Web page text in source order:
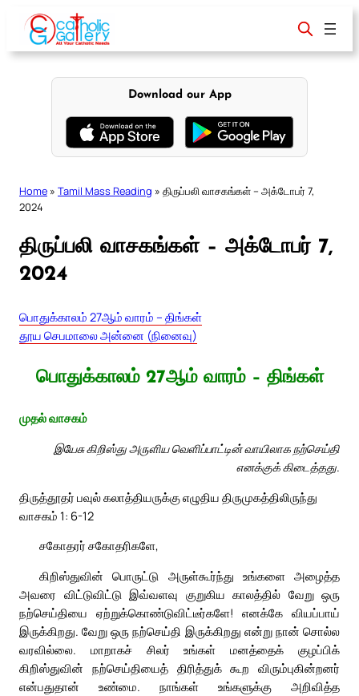
content
Download our App
Home » Tamil Mass Reading » திருப்பலி வாசகங்கள் – அக்டோபர் 7,
2024
திருப்பலி வாசகங்கள் – அக்டோபர் 7,
2024
பொதுக்காலம் 27ஆம் வாரம் – திங்கள்
தூய செபமாலை அன்னை (நினைவு)
பொதுக்காலம் 27ஆம் வாரம் – திங்கள்
முதல் வாசகம்
இயேசு கிறிஸ்து அருளிய வெளிப்பாட்டின் வாயிலாக நற்செய்தி
எனக்குக் கிடைத்தது.
திருத்தூதர் பவுல் கலாத்தியருக்கு எழுதிய திருமுகத்திலிருந்து
வாசகம் 1: 6-12
சகோதரர் சகோதரிகளே,
கிறிஸ்துவின் பொருட்டு அருள்கூர்ந்து உங்களை அழைத்த
அவரை விட்டுவிட்டு இவ்வளவு குறுகிய காலத்தில் வேறு ஒரு
நற்செய்தியை ஏற்றுக்கொண்டுவிட்டீர்களே! எனக்கே வியப்பாய்
இருக்கிறது. வேறு ஒரு நற்செய்தி இருக்கிறது என்று நான் சொல்ல
வரவில்லை. மாறாகச் சிலர் உங்கள் மனத்தைக் குழப்பிக்
கிறிஸ்துவின் நற்செய்தியைத் திரித்துக் கூற விரும்புகின்றனர்
என்பதுதான் உண்மை. நாங்கள் உங்களுக்கு அறிவித்த